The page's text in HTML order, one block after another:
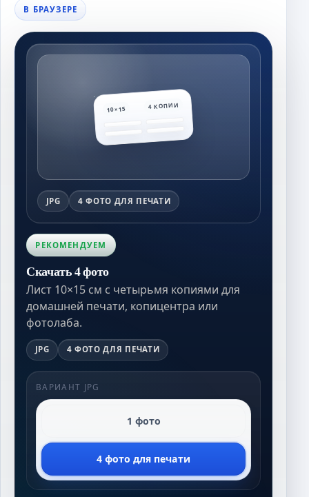
В БРАУЗЕРЕ
10×15 4 КОПИИ
JPG 4 ФОТО ДЛЯ ПЕЧАТИ
РЕКОМЕНДУЕМ
Скачать 4 фото
Лист 10×15 см с четырьмя копиями для
домашней печати, копицентра или
фотолаба.
JPG 4 ФОТО ДЛЯ ПЕЧАТИ
ВАРИАНТ JPG
1 фото
4 фото для печати